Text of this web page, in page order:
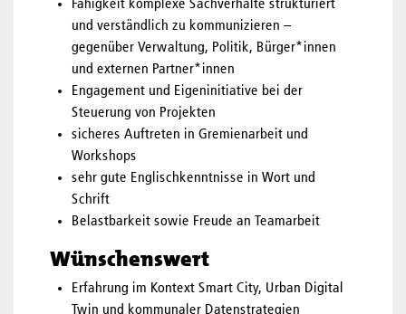
Fähigkeit komplexe Sachverhalte strukturiert
und verständlich zu kommunizieren –
gegenüber Verwaltung, Politik, Bürger*innen
und externen Partner*innen
Engagement und Eigeninitiative bei der
Steuerung von Projekten
sicheres Auftreten in Gremienarbeit und
Workshops
sehr gute Englischkenntnisse in Wort und
Schrift
Belastbarkeit sowie Freude an Teamarbeit
Wünschenswert
Erfahrung im Kontext Smart City, Urban Digital
Twin und kommunaler Datenstrategien